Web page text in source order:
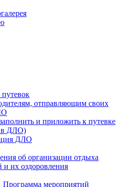
отправляющим своих
и приложить к путевке
в ДЛО)
ДЛО
об организации отдыха
и их оздоровления
Программа мероприятий